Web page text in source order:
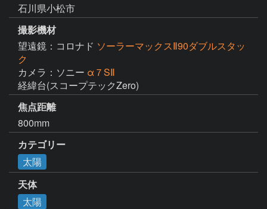
石川県小松市
撮影機材
望遠鏡：コロナド ソーラーマックスⅡ90ダブルスタッ
ク
カメラ：ソニー α７SⅡ
経緯台(スコープテックZero)
焦点距離
800mm
カテゴリー
太陽
天体
太陽